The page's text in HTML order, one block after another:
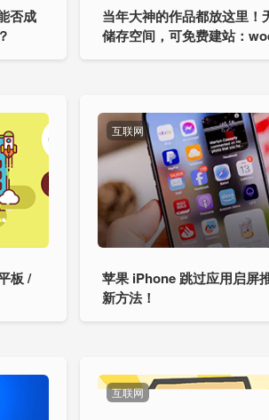
否成
当年大神的作品都放这里！
储存空间，可免费建站：
板 /
互联网
苹果 iPhone 跳过应用启屏
新方法！
互联网